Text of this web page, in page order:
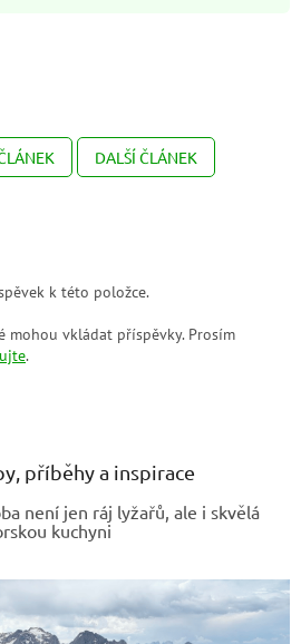
DALŠÍ ČLÁNEK
k této položce.
mohou vkládat příspěvky. Prosím
.
příběhy a inspirace
není jen ráj lyžařů, ale i skvělá
kuchyni